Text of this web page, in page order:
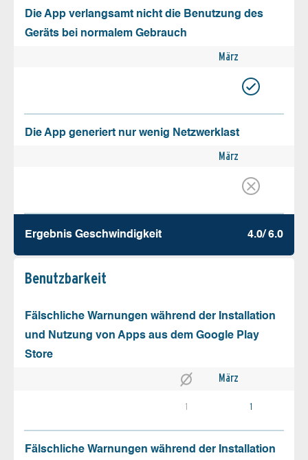
Die App verlangsamt nicht die Benutzung des
Geräts bei normalem Gebrauch
März
Die App generiert nur wenig Netzwerklast
März
Ergebnis Geschw­indigkeit 4.0/ 6.0
Benutz­barkeit
Fälschliche Warnungen während der Installation
und Nutzung von Apps aus dem Google Play
Store
März
1 1
Fälschliche Warnungen während der Installation